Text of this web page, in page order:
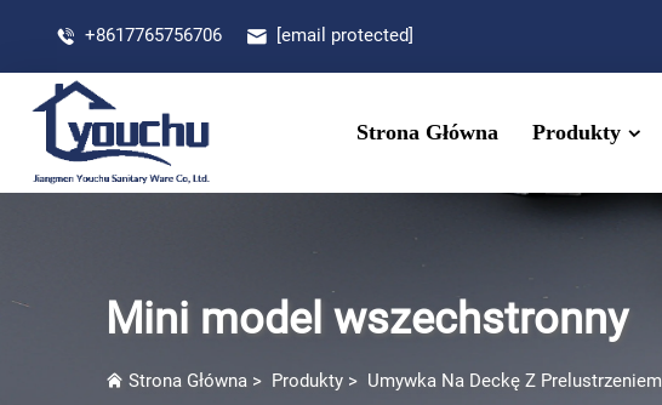
+8617765756706 [email protected]
Strona Główna Produkty
Mini model wszechstronny
Strona Główna > Produkty > Umywka Na Deckę Z Prelustrzeniem